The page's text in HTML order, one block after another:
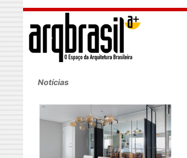
Skip to main content
Notícias